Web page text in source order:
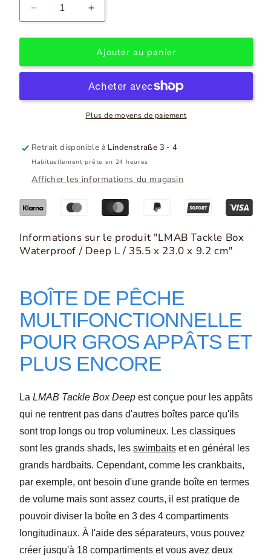
Diminuer
la
quantité
LMAB
étanche
/
35,5
x
x
9,2
Augmenter
la
quantité
pour
LMAB
Box
étanche
/
/
35,5
x
9,2
Ajouter au panier
Plus de moyens de paiement
Retrait disponible à Lindenstraße 3 - 4
Habituellement prête en 24 heures
Afficher les informations du magasin
Informations sur le produit "LMAB Tackle Box
Waterproof / Deep L / 35.5 x 23.0 x 9.2 cm"
BOÎTE DE PÊCHE
MULTIFONCTIONNELLE
POUR GROS APPÂTS ET
PLUS ENCORE
La LMAB Tackle Box Deep est conçue pour les appâts
qui ne rentrent pas dans d'autres boîtes parce qu'ils
sont trop longs ou trop volumineux. Les classiques
sont les grands shads, les swimbaits et en général les
grands hardbaits. Cependant, comme les crankbaits,
par exemple, ont besoin d'une grande boîte en termes
de volume mais sont assez courts, il est pratique de
pouvoir diviser la boîte en 3 des 4 compartiments
longitudinaux. À l'aide des séparateurs, vous pouvez
créer jusqu'à 18 compartiments et vous avez deux